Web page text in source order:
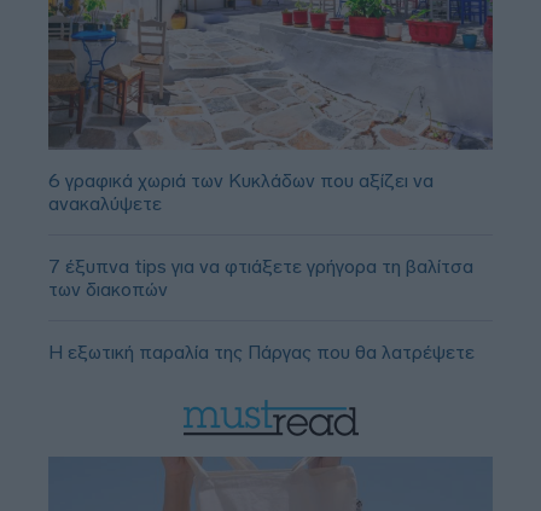
6 γραφικά χωριά των Κυκλάδων που αξίζει να
ανακαλύψετε
7 έξυπνα tips για να φτιάξετε γρήγορα τη βαλίτσα
των διακοπών
Η εξωτική παραλία της Πάργας που θα λατρέψετε